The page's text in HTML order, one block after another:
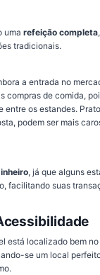
uma refeição completa
tradicionais.
a entrada no
compras de comida,
os estandes.
podem ser mais
, já que alguns
facilitando suas
está localizado bem
se um local